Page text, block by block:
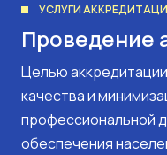
УСЛУГИ
Проведение
Целью
качества и
профессиональной
обеспечения